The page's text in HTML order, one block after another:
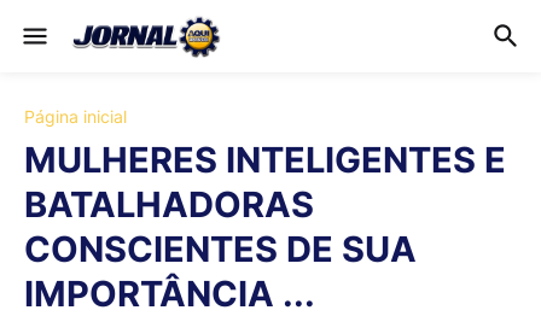
Página inicial
MULHERES INTELIGENTES E
BATALHADORAS
CONSCIENTES DE SUA
IMPORTÂNCIA ...